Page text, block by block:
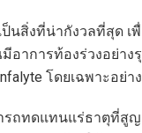
นสิ่งที่น่ากังวลที่สุด
าการท้องร่วงอย่า
โดยเฉพาะอย่
รถทดแทนแร่ธาตุที่สู